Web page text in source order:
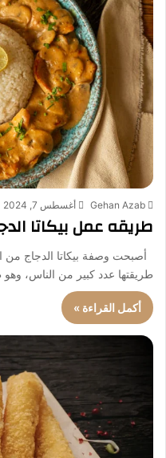
Gehan Azab أغسطس 7, 2024
طريقه عمل بيكاتا
أصبحت وصفة بيكاتا الدجاج
طريقتها عدد كبير من الناس،
أكمل القراءة »